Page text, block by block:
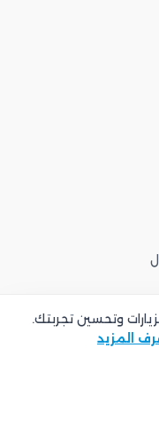
وتحسين تجربتك.
المزيد